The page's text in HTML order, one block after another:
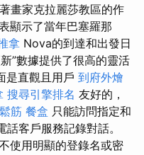
畫家克拉麗莎教區的作
顯示了當年巴塞羅那
拿 Nova的到達和出發日
”數據提供了很高的靈活
是直觀且用戶 到府外燴
搜尋引擎排名 友好的，
鬆筋 餐盒 只能訪問指定和
客戶服務記錄對話。
使用明顯的登錄名或密